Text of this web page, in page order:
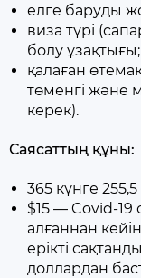
елге баруды
виза түрі
болу ұзақтығы;
қалаған
төменгі және
керек).
Саясаттың құны:
365 күнге
$15 — Covid-
алғаннан
ерікті
доллардан